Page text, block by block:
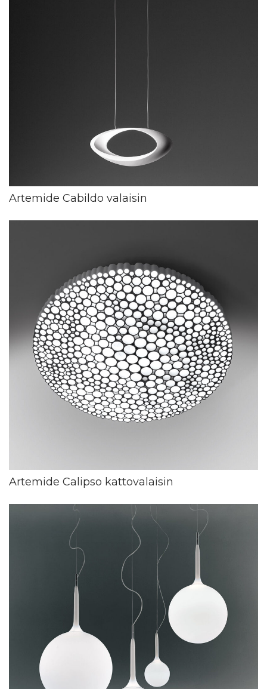
Artemide Cabildo valaisin
Artemide Calipso kattovalaisin